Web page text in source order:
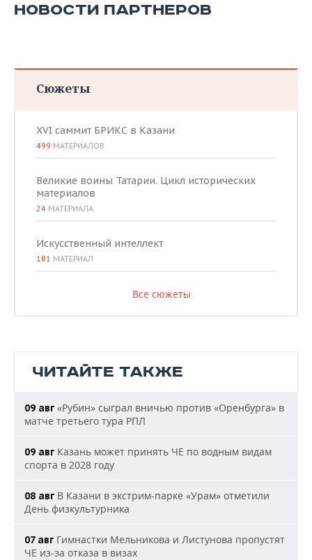
НОВОСТИ ПАРТНЕРОВ
Сюжеты
XVI саммит БРИКС в Казани
499 МАТЕРИАЛОВ
Великие воины Татарии. Цикл исторических
материалов
24 МАТЕРИАЛА
Искусственный интеллект
181 МАТЕРИАЛ
Все сюжеты
ЧИТАЙТЕ ТАКЖЕ
09 авг «Рубин» сыграл вничью против «Оренбурга» в
матче третьего тура РПЛ
09 авг Казань может принять ЧЕ по водным видам
спорта в 2028 году
08 авг В Казани в экстрим-парке «Урам» отметили
День физкультурника
07 авг Гимнастки Мельникова и Листунова пропустят
ЧЕ из-за отказа в визах